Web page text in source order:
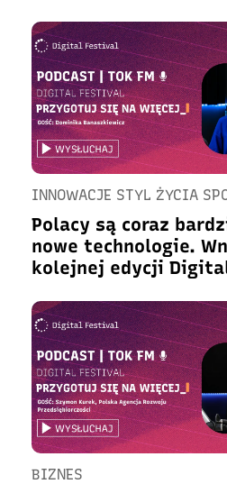
INNOWACJE STYL ŻYCIA
Polacy są coraz
nowe technologie.
kolejnej edycji
BIZNES